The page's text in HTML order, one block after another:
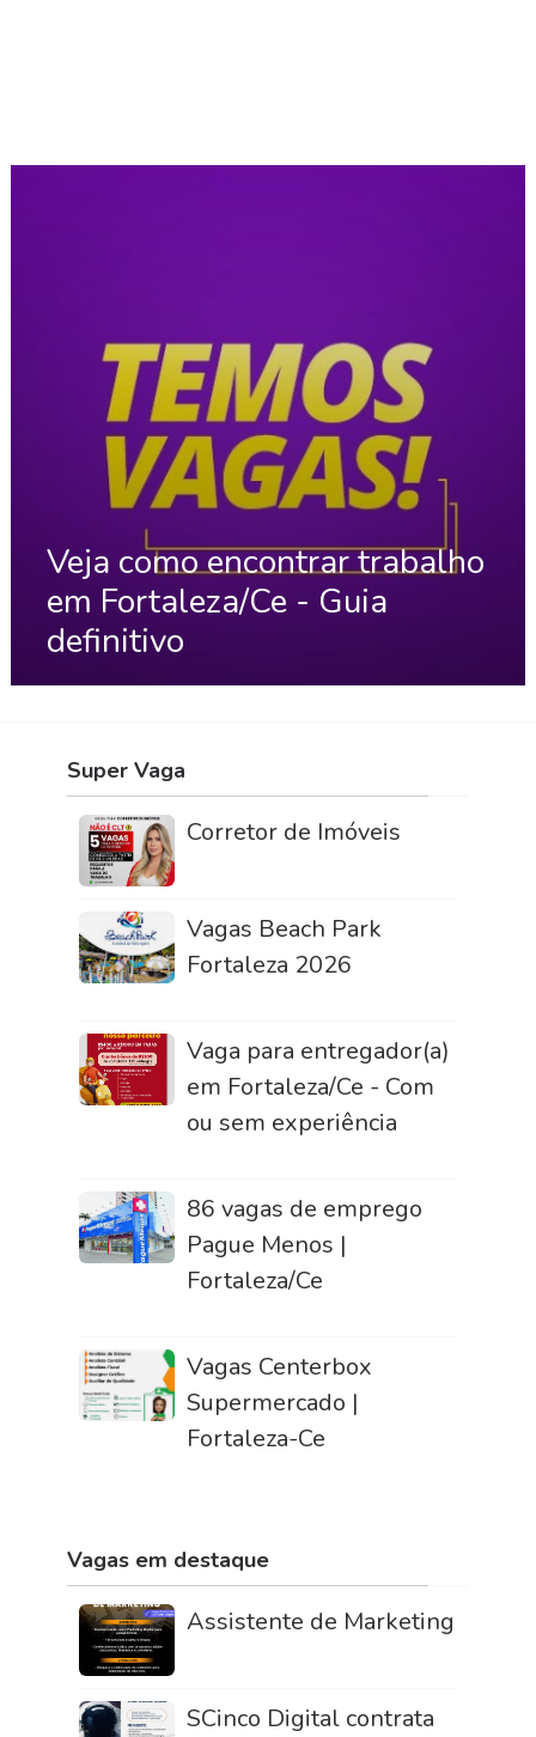
Veja como encontrar trabalho
em Fortaleza/Ce - Guia
definitivo
Super Vaga
Corretor de Imóveis
Vagas Beach Park
Fortaleza 2026
Vaga para entregador(a)
em Fortaleza/Ce - Com
ou sem experiência
86 vagas de emprego
Pague Menos |
Fortaleza/Ce
Vagas Centerbox
Supermercado |
Fortaleza-Ce
Vagas em destaque
Assistente de Marketing
SCinco Digital contrata